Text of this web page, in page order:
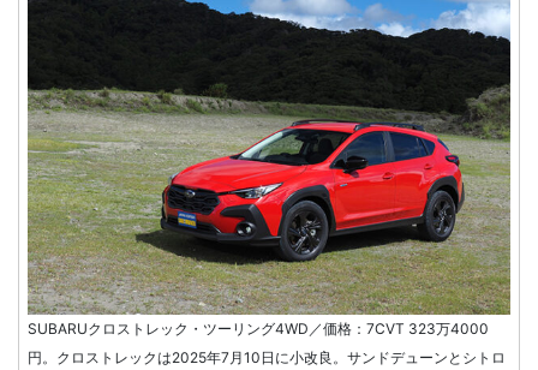
SUBARUクロストレック・ツーリング4WD／価格：7CVT 323万4000
円。クロストレックは2025年7月10日に小改良。サンドデューンとシトロ